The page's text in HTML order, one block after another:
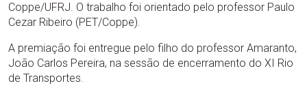
Coppe/UFRJ. O trabalho foi orientado pelo professor Paulo
Cezar Ribeiro (PET/Coppe).
A premiação foi entregue pelo filho do professor Amaranto,
João Carlos Pereira, na sessão de encerramento do XI Rio
de Transportes.